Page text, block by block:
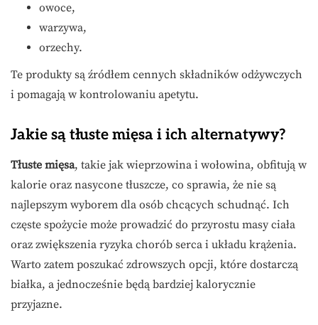
owoce,
warzywa,
orzechy.
Te produkty są źródłem cennych składników odżywczych
i pomagają w kontrolowaniu apetytu.
Jakie są tłuste mięsa i ich alternatywy?
Tłuste mięsa, takie jak wieprzowina i wołowina, obfitują w
kalorie oraz nasycone tłuszcze, co sprawia, że nie są
najlepszym wyborem dla osób chcących schudnąć. Ich
częste spożycie może prowadzić do przyrostu masy ciała
oraz zwiększenia ryzyka chorób serca i układu krążenia.
Warto zatem poszukać zdrowszych opcji, które dostarczą
białka, a jednocześnie będą bardziej kalorycznie
przyjazne.